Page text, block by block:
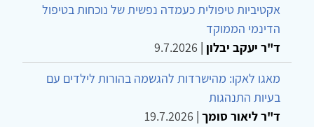
אקטיביות טיפולית כעמדה נפשית של נוכחות בטיפול
הדינמי הממוקד
ד"ר יעקב יבלון |
9.7.2026
מאגו לאקו: מהישרדות להגשמה בהורות לילדים עם
בעיות התנהגות
ד"ר ליאור סומך |
19.7.2026